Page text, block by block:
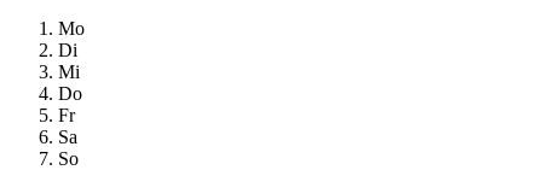
Mo
Di
Mi
Do
Fr
Sa
So